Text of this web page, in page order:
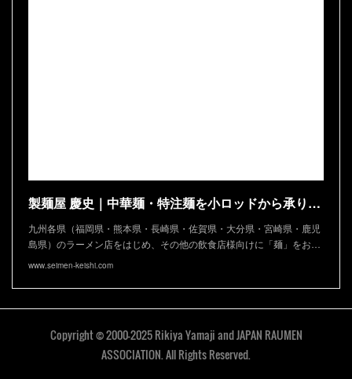
製麺屋 慶史｜中華麺・特注麺を小ロッドから承ります
九州各県（福岡県・熊本県・長崎県・佐賀県・大分県・宮崎県・鹿児
島県）のラーメン店をはじめ、その他の飲食店様向けに「麺」をお…
www.seimen-keishi.com
Copyright © 2000-2025 Rikiya Yamaji and JAPAN RAUMEN
ASSOCIATION. All Rights Reserved.